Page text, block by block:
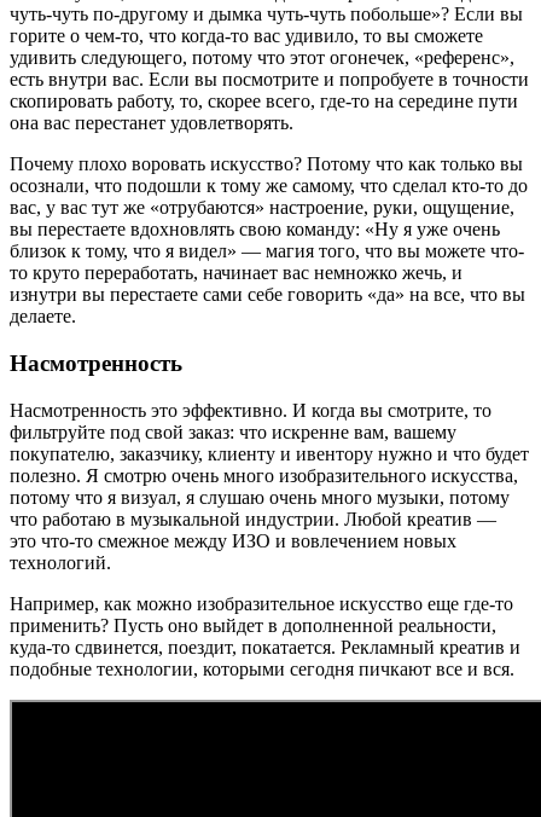
чуть-чуть по-другому и дымка чуть-чуть побольше»? Если вы
горите о чем-то, что когда-то вас удивило, то вы сможете
удивить следующего, потому что этот огонечек, «референс»,
есть внутри вас. Если вы посмотрите и попробуете в точности
скопировать работу, то, скорее всего, где-то на середине пути
она вас перестанет удовлетворять.
Почему плохо воровать искусство? Потому что как только вы
осознали, что подошли к тому же самому, что сделал кто-то до
вас, у вас тут же «отрубаются» настроение, руки, ощущение,
вы перестаете вдохновлять свою команду: «Ну я уже очень
близок к тому, что я видел» — магия того, что вы можете что-
то круто переработать, начинает вас немножко жечь, и
изнутри вы перестаете сами себе говорить «да» на все, что вы
делаете.
Насмотренность
Насмотренность это эффективно. И когда вы смотрите, то
фильтруйте под свой заказ: что искренне вам, вашему
покупателю, заказчику, клиенту и ивентору нужно и что будет
полезно. Я смотрю очень много изобразительного искусства,
потому что я визуал, я слушаю очень много музыки, потому
что работаю в музыкальной индустрии. Любой креатив —
это что-то смежное между ИЗО и вовлечением новых
технологий.
Например, как можно изобразительное искусство еще где-то
применить? Пусть оно выйдет в дополненной реальности,
куда-то сдвинется, поездит, покатается. Рекламный креатив и
подобные технологии, которыми сегодня пичкают все и вся.